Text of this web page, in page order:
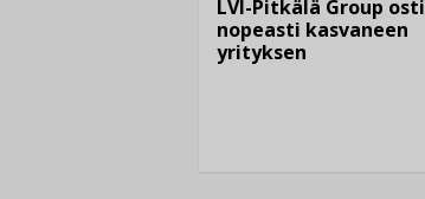
LVI-Pitkälä Group osti
nopeasti kasvaneen
yrityksen